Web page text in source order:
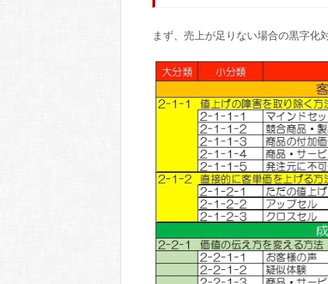
まず、売上が足りない場合の黒字化